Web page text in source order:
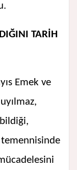
TARİH
Emek ve